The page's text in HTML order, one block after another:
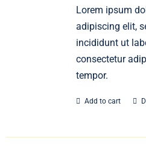
Lorem ipsum
adipiscing elit,
incididunt ut
consectetur
tempor.
Add to cart